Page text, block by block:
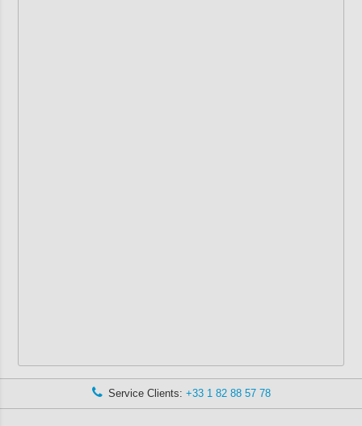
Service Clients: +33 1 82 88 57 78